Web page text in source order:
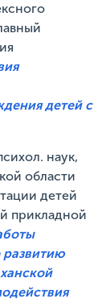
детей с
наук,
области
детей
прикладной
развитию